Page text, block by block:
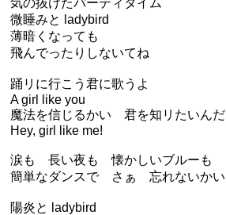
気の抜けたパーティタイム
微睡みと ladybird
薄暗くなっても
飛んでったりしないてね
踊リに行こう君に歌うよ
A girl like you
魔法を信じるかい 君を知リたいんだ
Hey, girl like me!
涙も 長い夜も 懐かしいブルーも
簡単なダンスで さぁ 忘れないかい
陽炎と ladybird